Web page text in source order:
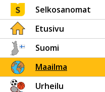
Selkosanomat
Etusivu
Suomi
Maailma
Urheilu